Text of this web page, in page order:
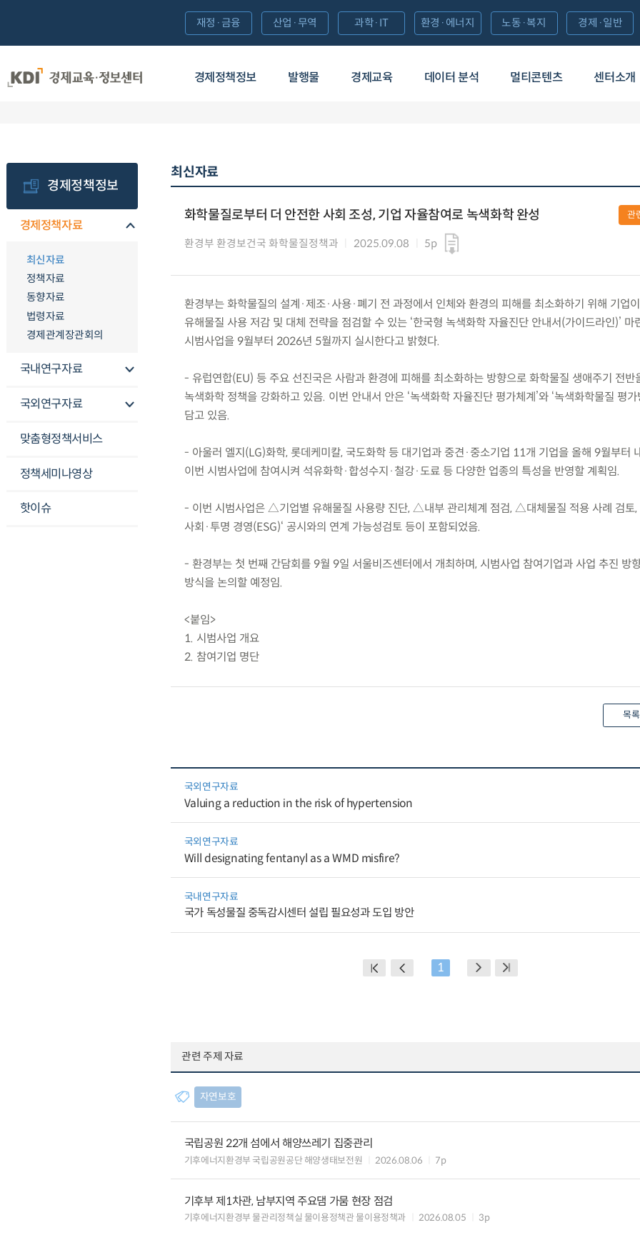
경제정책정보 발행물 경제교육 데이터 분석 멀티콘텐츠 센터소개
재정·금융 산업·무역 과학·IT 환경·에너지 노동·복지 경제·일반
경제정책정보
경제정책자료
최신자료
정책자료
동향자료
법령자료
경제관계장관회의
국내연구자료
국외연구자료
맞춤형정책서비스
정책세미나영상
핫이슈
최신자료
화학물질로부터 더 안전한 사회 조성, 기업 자율참여로 녹색화학 완성
환경부 환경보건국 화학물질정책과 2025.09.08 5p
관
환경부는 화학물질의 설계·제조·사용·폐기 전 과정에서 인체와 환경의 피해를 최소화하기 위해 기업
유해물질 사용 저감 및 대체 전략을 점검할 수 있는 ‘한국형 녹색화학 자율진단 안내서(가이드라인)’ 마
시범사업을 9월부터 2026년 5월까지 실시한다고 밝혔다.
- 유럽연합(EU) 등 주요 선진국은 사람과 환경에 피해를 최소화하는 방향으로 화학물질 생애주기 전반
녹색화학 정책을 강화하고 있음. 이번 안내서 안은 ‘녹색화학 자율진단 평가체계’와 ‘녹색화학물질 평가
담고 있음.
- 아울러 엘지(LG)화학, 롯데케미칼, 국도화학 등 대기업과 중견·중소기업 11개 기업을 올해 9월부터
이번 시범사업에 참여시켜 석유화학·합성수지·철강·도료 등 다양한 업종의 특성을 반영할 계획임.
- 이번 시범사업은 △기업별 유해물질 사용량 진단, △내부 관리체계 점검, △대체물질 적용 사례 검토
사회·투명 경영(ESG)‘ 공시와의 연계 가능성검토 등이 포함되었음.
- 환경부는 첫 번째 간담회를 9월 9일 서울비즈센터에서 개최하며, 시범사업 참여기업과 사업 추진 방
방식을 논의할 예정임.
<붙임>
1. 시범사업 개요
2. 참여기업 명단
목
국외연구자료
Valuing a reduction in the risk of hypertension
국외연구자료
Will designating fentanyl as a WMD misfire?
국내연구자료
국가 독성물질 중독감시센터 설립 필요성과 도입 방안
1
관련 주제 자료
자연보호
국립공원 22개 섬에서 해양쓰레기 집중관리
기후에너지환경부 국립공원공단 해양생태보전원 2026.08.06 7p
기후부 제1차관, 남부지역 주요댐 가뭄 현장 점검
기후에너지환경부 물관리정책실 물이용정책관 물이용정책과 2026.08.05 3p